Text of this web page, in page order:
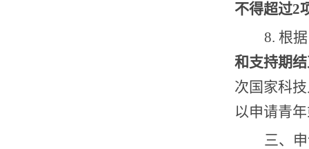
不得超过2
8. 根
和支持期
次国家科
以申请青
三、